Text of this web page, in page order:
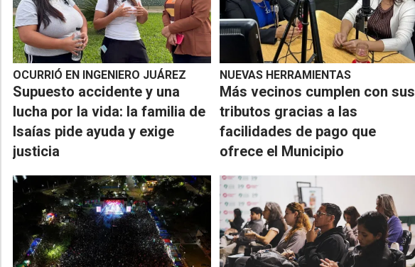
OCURRIÓ EN INGENIERO JUÁREZ
Supuesto accidente y una
lucha por la vida: la familia de
Isaías pide ayuda y exige
justicia
NUEVAS HERRAMIENTAS
Más vecinos cumplen con sus
tributos gracias a las
facilidades de pago que
ofrece el Municipio